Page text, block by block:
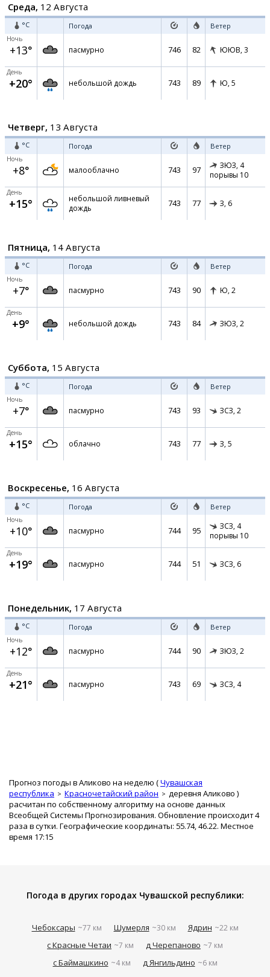
Среда, 12 Августа
°C Погода Ветер
Ночь
+13° пасмурно 746 82 ЮЮВ, 3
День
+20° небольшой дождь 743 89 Ю, 5
Четверг, 13 Августа
°C Погода Ветер
Ночь
+8° малооблачно 743 97 ЗЮЗ, 4
порывы 10
День
+15°
небольшой ливневый
дождь
743 77 З, 6
Пятница, 14 Августа
°C Погода Ветер
Ночь
+7° пасмурно 743 90 Ю, 2
День
+9° небольшой дождь 743 84 ЗЮЗ, 2
Суббота, 15 Августа
°C Погода Ветер
Ночь
+7° пасмурно 743 93 ЗСЗ, 2
День
+15° облачно 743 77 З, 5
Воскресенье, 16 Августа
°C Погода Ветер
Ночь
+10° пасмурно 744 95 ЗСЗ, 4
порывы 10
День
+19° пасмурно 744 51 ЗСЗ, 6
Понедельник, 17 Августа
°C Погода Ветер
Ночь
+12° пасмурно 744 90 ЗЮЗ, 2
День
+21° пасмурно 743 69 ЗСЗ, 4
Прогноз погоды в Аликово на неделю (Чувашская
республика
Красночетайский район деревня Аликово )
расчитан по собственному алгоритму на основе данных
Всеобщей Системы Прогнозирования. Обновление происходит 4
раза в сутки. Географические координаты: 55.74, 46.22. Местное
время 17:15
Погода в других городах Чувашской республики:
Чебоксары ~77 км Шумерля ~30 км Ядрин ~22 км
с Красные Четаи ~7 км д Черепаново ~7 км
с Баймашкино ~4 км д Янгильдино ~6 км